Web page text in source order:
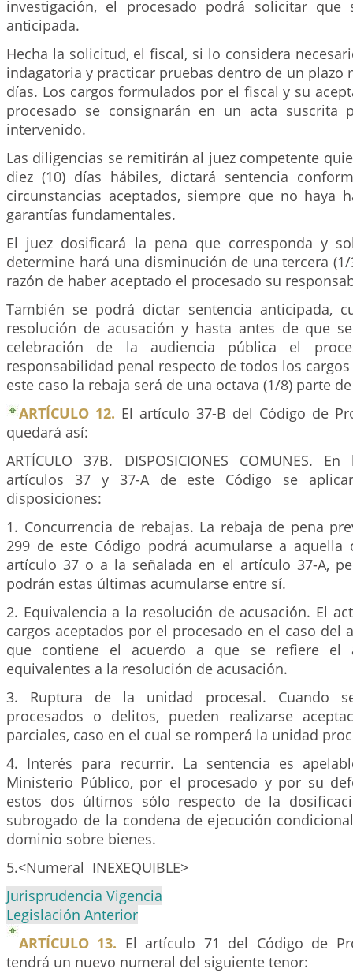
investigación, el procesado podrá solicitar que
anticipada.
Hecha la solicitud, el fiscal, si lo considera
indagatoria y practicar pruebas dentro de un plazo
días. Los cargos formulados por el fiscal y su
procesado se consignarán en un acta suscrita
intervenido.
Las diligencias se remitirán al juez competente
diez (10) días hábiles, dictará sentencia
circunstancias aceptados, siempre que no haya
garantías fundamentales.
El juez dosificará la pena que corresponda y
determine hará una disminución de una tercera
razón de haber aceptado el procesado su
También se podrá dictar sentencia anticipada,
resolución de acusación y hasta antes de que
celebración de la audiencia pública el
responsabilidad penal respecto de todos los
este caso la rebaja será de una octava (1/8) parte
ARTÍCULO 12. El artículo 37-B del Código de
quedará así:
ARTÍCULO 37B. DISPOSICIONES COMUNES.
artículos 37 y 37-A de este Código se
disposiciones:
1. Concurrencia de rebajas. La rebaja de pena
299 de este Código podrá acumularse a aquella
artículo 37 o a la señalada en el artículo 37-A,
podrán estas últimas acumularse entre sí.
2. Equivalencia a la resolución de acusación. El
cargos aceptados por el procesado en el caso del
que contiene el acuerdo a que se refiere el
equivalentes a la resolución de acusación.
3. Ruptura de la unidad procesal. Cuando
procesados o delitos, pueden realizarse
parciales, caso en el cual se romperá la unidad
4. Interés para recurrir. La sentencia es
Ministerio Público, por el procesado y por su
estos dos últimos sólo respecto de la
subrogado de la condena de ejecución
dominio sobre bienes.
5.<Numeral INEXEQUIBLE>
Jurisprudencia Vigencia
Legislación Anterior
ARTÍCULO 13. El artículo 71 del Código de
tendrá un nuevo numeral del siguiente tenor: